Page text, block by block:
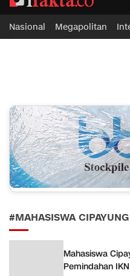
ifakta.co
#pastibenar
Nasional Megapolitan
#MAHASISWA CIPAYUNG
Mahasiswa
Pemindahan IKN